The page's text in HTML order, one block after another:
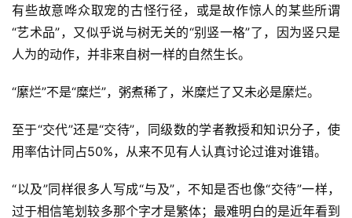
有些故意哗众取宠的古怪行径，或是故作惊人的某些所谓
“艺术品”，又似乎说与树无关的“别竖一格”了，因为竖只是
人为的动作，并非来自树一样的自然生长。
“縻烂”不是“糜烂”，粥煮稀了，米糜烂了又未必是縻烂。
至于“交代”还是“交待”，同级数的学者教授和知识分子，使
用率估计同占50%，从来不见有人认真讨论过谁对谁错。
“以及”同样很多人写成“与及”，不知是否也像“交待”一样，
过于相信笔划较多那个字才是繁体；最难明白的是近年看到